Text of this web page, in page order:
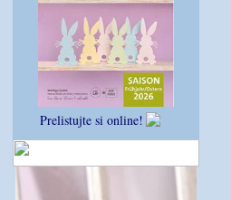
Prelistujte si online!